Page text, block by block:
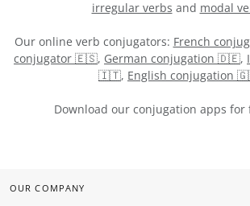
irregular verbs and modal
Our online verb conjugators: French
conjugator 🇪🇸, German conjugation 🇩🇪,
🇮🇹, English conjugation
Download our conjugation apps for
OUR COMPANY